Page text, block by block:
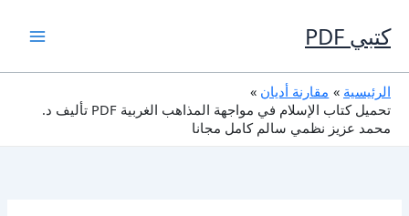
إلى
المحتوى
كتبي PDF
الرئيسية
مقارنة أديان
تحميل كتاب الإسلام في مواجهة المذاهب الغربية PDF تأليف د.
محمد عزيز نظمي سالم كامل مجانا